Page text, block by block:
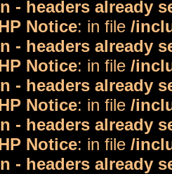
- headers already
Notice: in file /
- headers already
Notice: in file /
- headers already
Notice: in file /
- headers already
Notice: in file /
- headers already